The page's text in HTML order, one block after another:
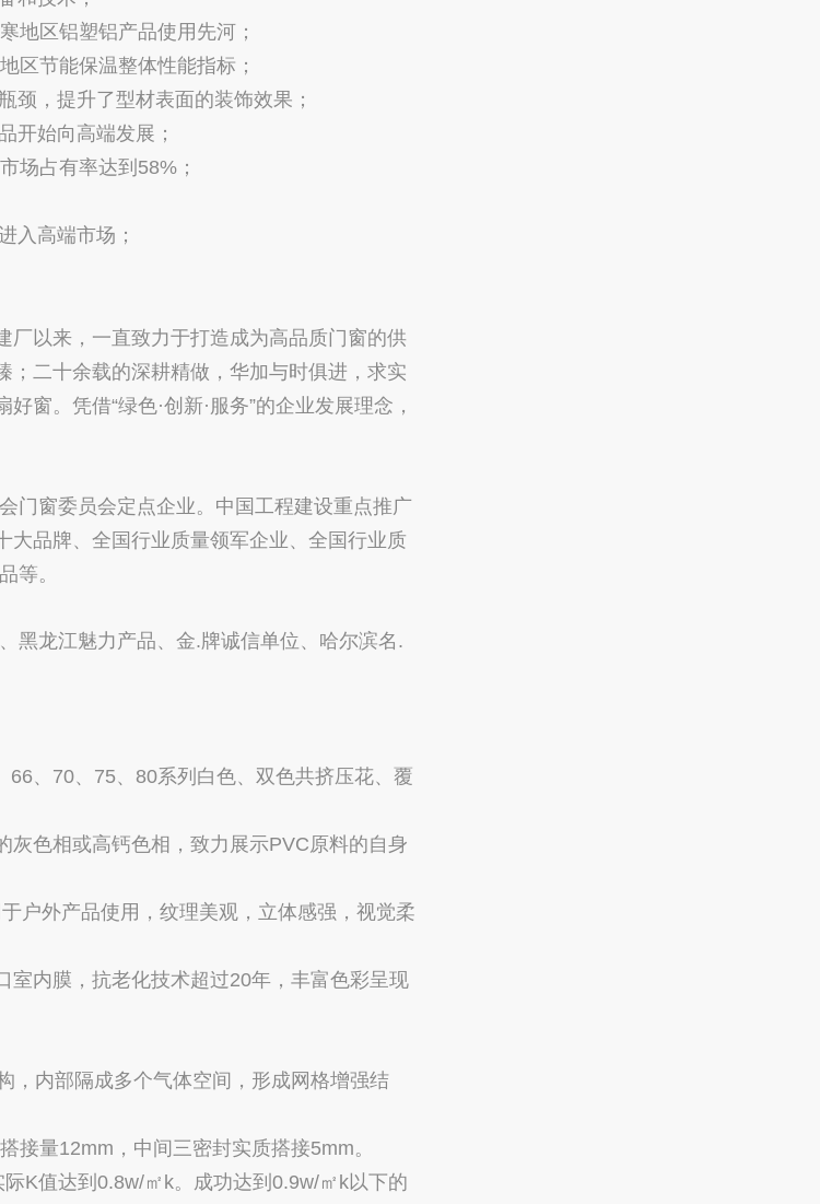
区铝塑铝产品使用先河；
节能保温整体性能指标；
，提升了型材表面的装饰效果；
始向高端发展；
占有率达到58%；
高端市场；
以来，一直致力于打造成为高品质门窗的供
二十余载的深耕精做，华加与时俱进，求实
窗。凭借“绿色·创新·服务”的企业发展理念，
窗委员会定点企业。中国工程建设重点推广
品牌、全国行业质量领军企业、全国行业质
等。
龙江魅力产品、金.牌诚信单位、哈尔滨名.
、70、75、80系列白色、双色共挤压花、覆
色相或高钙色相，致力展示PVC原料的自身
外产品使用，纹理美观，立体感强，视觉柔
内膜，抗老化技术超过20年，丰富色彩呈现
内部隔成多个气体空间，形成网格增强结
量12mm，中间三密封实质搭接5mm。
值达到0.8w/㎡k。成功达到0.9w/㎡k以下的